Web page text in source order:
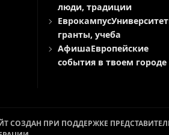
люди, традиции
Еврокампус
гранты, учеба
АфишаЕвропейские
события в твоем городе
СОЗДАН ПРИ ПОДДЕРЖКЕ